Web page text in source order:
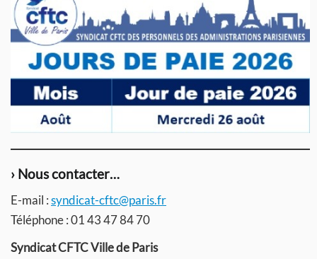
› Nous contacter…
E-mail :syndicat-cftc@paris.fr
Téléphone : 01 43 47 84 70
Syndicat CFTC Ville de Paris